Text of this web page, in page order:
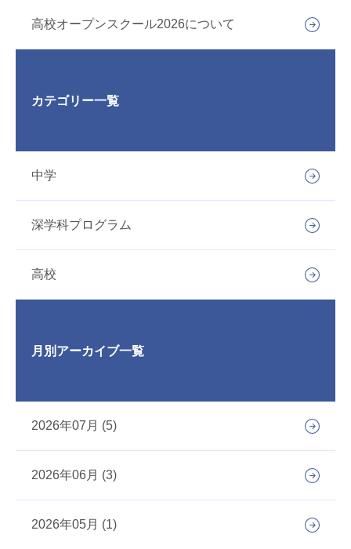
高校オープンスクール2026について
カテゴリー一覧
中学
深学科プログラム
高校
月別アーカイブ一覧
2026年07月 (5)
2026年06月 (3)
2026年05月 (1)